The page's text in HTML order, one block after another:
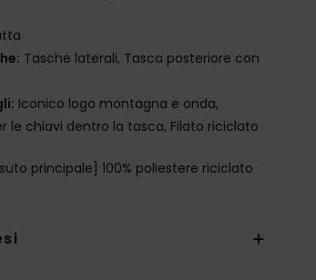
Tasche laterali, Tasca posteriore con
Iconico logo montagna e onda,
le chiavi dentro la tasca, Filato riciclato
principale] 100% poliestere riciclato